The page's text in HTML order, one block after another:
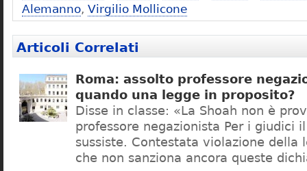
Alemanno, Virgilio Mollicone
Articoli Correlati
Roma: assolto professore
quando una legge in proposito?
Disse in classe: «La Shoah non è
professore negazionista Per i giudici
sussiste. Contestata violazione della
che non sanziona ancora queste